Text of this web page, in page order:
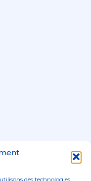
des technologies